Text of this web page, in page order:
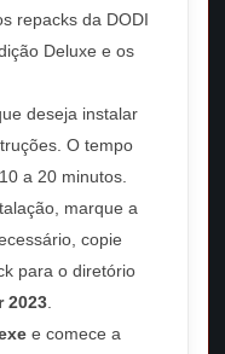
repacks da DODI
Deluxe e os
deseja instalar
O tempo
a 20 minutos.
marque a
copie
para o diretório
2023
e comece a